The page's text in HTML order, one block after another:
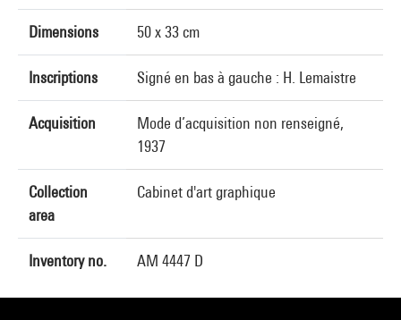
Dimensions 50 x 33 cm
Inscriptions Signé en bas à gauche : H. Lemaistre
Acquisition
Mode d’acquisition non renseigné,
1937
Collection
area
Cabinet d'art graphique
Inventory no. AM 4447 D